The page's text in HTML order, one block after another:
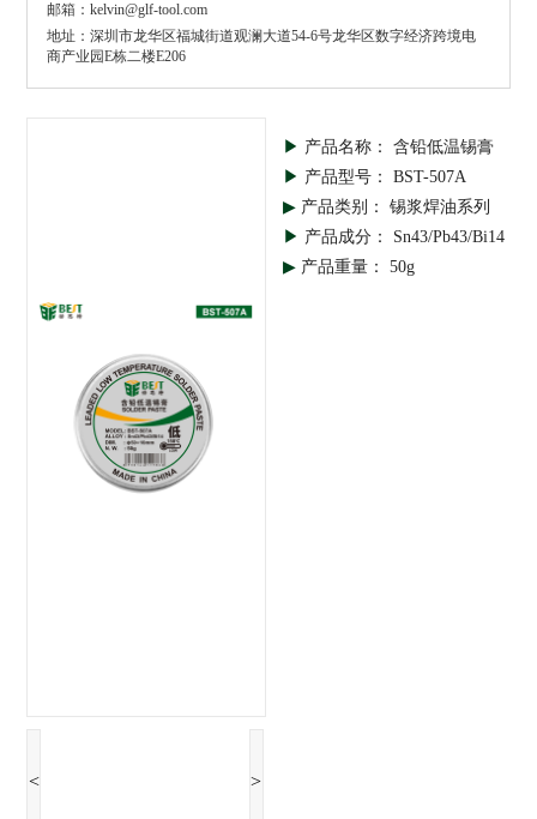
邮箱：kelvin@glf-tool.com
地址：深圳市龙华区福城街道观澜大道54-6号龙华区数字经济跨境电
商产业园E栋二楼E206
< >
▶ 产品名称： 含铅低温锡膏
▶ 产品型号： BST-507A
▶ 产品类别： 锡浆焊油系列
▶ 产品成分： Sn43/Pb43/Bi14
▶ 产品重量： 50g